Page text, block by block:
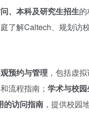
、本科及研究生招生
解Caltech、规划访
预约与管理 ，包括虚
流程指南； 学术与校
的访问指南 ，提供校园